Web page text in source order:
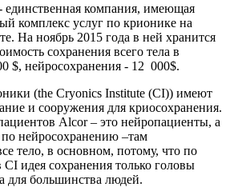
компания, имеющая
комплекс услуг по крионике на
На ноябрь 2015 года в ней хранится
сохранения всего тела в
$, нейросохранения - 12 000$.
(the Cryonics Institute (CI)) имеют
и сооружения для криосохранения.
Alcor – это нейропациенты, а
по нейросохранению –там
тело, в основном, потому, что по
идея сохранения только головы
для большинства людей.